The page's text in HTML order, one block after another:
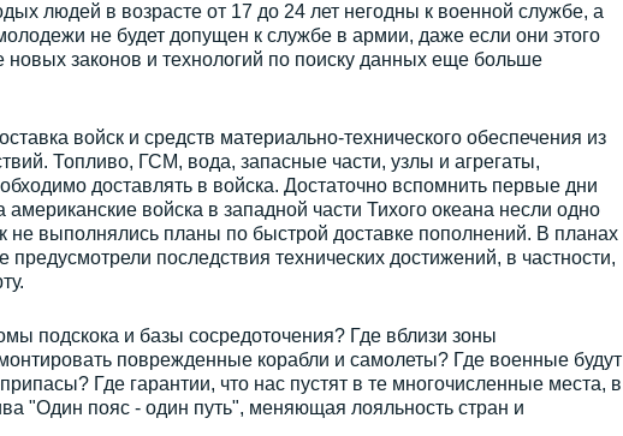
людей в возрасте от 17 до 24 лет негодны к военной службе, а
не будет допущен к службе в армии, даже если они этого
новых законов и технологий по поиску данных еще больше
войск и средств материально-технического обеспечения из
Топливо, ГСМ, вода, запасные части, узлы и агрегаты,
доставлять в войска. Достаточно вспомнить первые дни
войска в западной части Тихого океана несли одно
не выполнялись планы по быстрой доставке пополнений. В планах
последствия технических достижений, в частности,
подскока и базы сосредоточения? Где вблизи зоны
поврежденные корабли и самолеты? Где военные будут
Где гарантии, что нас пустят в те многочисленные места, в
"Один пояс - один путь", меняющая лояльность стран и